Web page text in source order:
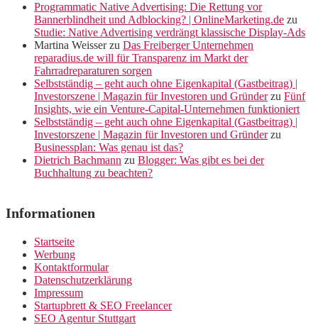
Programmatic Native Advertising: Die Rettung vor
Bannerblindheit und Adblocking? | OnlineMarketing.de zu
Studie: Native Advertising verdrängt klassische Display-Ads
Martina Weisserzu Das Freiberger Unternehmen
reparadius.de will für Transparenz im Markt der
Fahrradreparaturen sorgen
Selbstständig – geht auch ohne Eigenkapital (Gastbeitrag) |
Investorszene | Magazin für Investoren und Gründerzu Fünf
Insights, wie ein Venture-Capital-Unternehmen funktioniert
Selbstständig – geht auch ohne Eigenkapital (Gastbeitrag) |
Investorszene | Magazin für Investoren und Gründerzu
Businessplan: Was genau ist das?
Dietrich Bachmann zu Blogger: Was gibt es bei der
Buchhaltung zu beachten?
Informationen
Startseite
Werbung
Kontaktformular
Datenschutzerklärung
Impressum
Startupbrett & SEO Freelancer
SEO Agentur Stuttgart